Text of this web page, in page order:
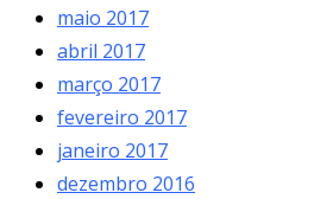
maio 2017
abril 2017
março 2017
fevereiro 2017
janeiro 2017
dezembro 2016